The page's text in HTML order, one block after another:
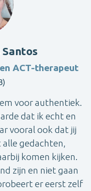
Santos
ACT-therapeut
voor authentiek.
dat ik echt en
vooral ook dat jij
gedachten,
komen kijken.
zijn en niet gaan
er eerst zelf